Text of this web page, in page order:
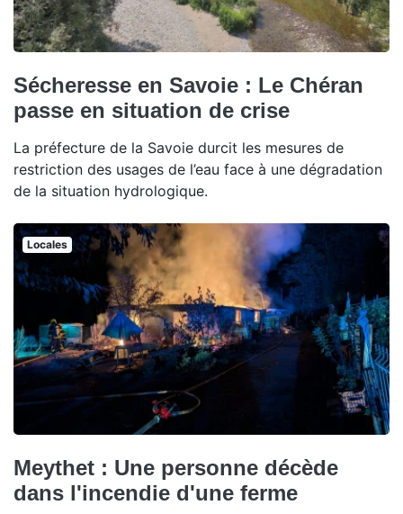
Sécheresse en Savoie : Le Chéran
passe en situation de crise
La préfecture de la Savoie durcit les mesures de
restriction des usages de l’eau face à une dégradation
de la situation hydrologique.
Locales
Meythet : Une personne décède
dans l'incendie d'une ferme